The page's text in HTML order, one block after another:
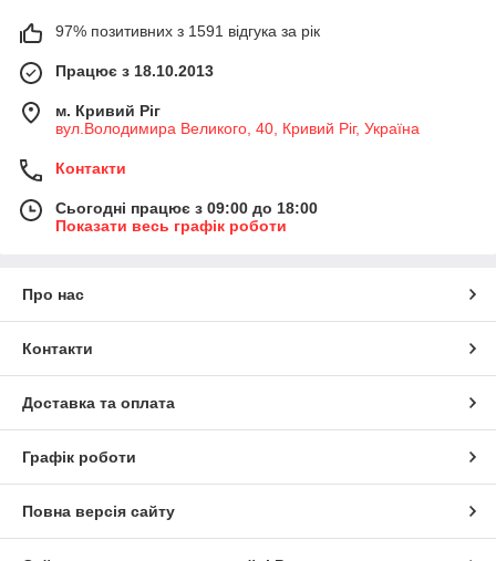
97% позитивних з 1591 відгука за рік
Працює з 18.10.2013
м. Кривий Ріг
вул.Володимира Великого, 40, Кривий Ріг, Україна
Контакти
Сьогодні працює з 09:00 до 18:00
Показати весь графік роботи
Про нас
Контакти
Доставка та оплата
Графік роботи
Повна версія сайту